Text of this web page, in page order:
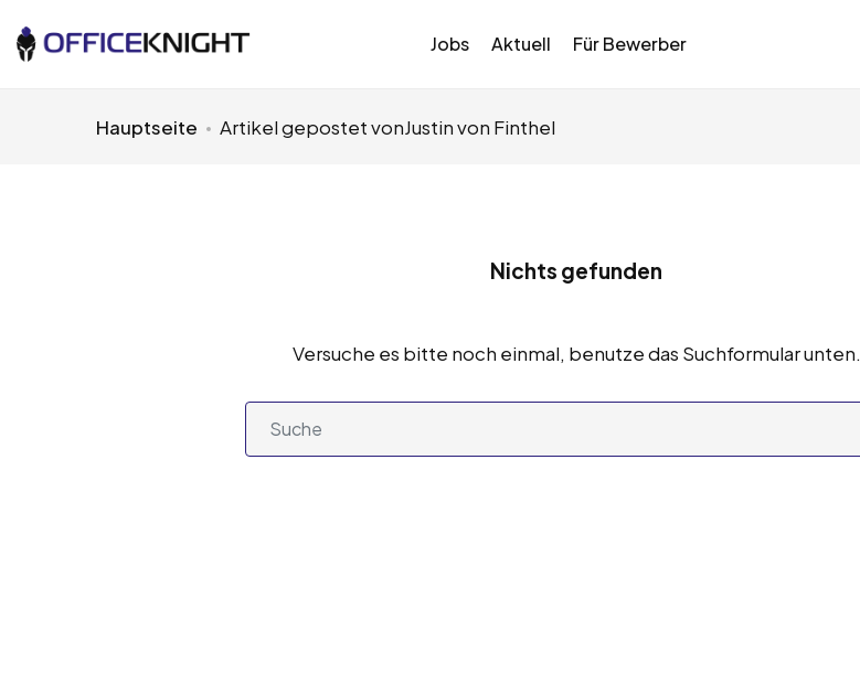
Jobs Aktuell Für Bewerber
Hauptseite Artikel gepostet vonJustin von Finthel
Nichts gefunden
Versuche es bitte noch einmal, benutze das Suchformular unten.